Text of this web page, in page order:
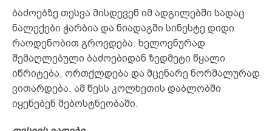
ბაძოებზე თესვა მისდევენ იმ ადგილებში სადაც
ნალექები ჭარბია და ნიადაგში სინესტე დიდი
რაოდენობით გროვდება. ხელოვნურად
შემაღლებული ბაძოებიდან ზედმეტი წყალი
იწრიტება, ორთქლდება და მცენარე ნორმალურად
ვითარდება. ამ წესს კოლხეთის დაბლობში
იყენებენ მებოსტნეობაში.